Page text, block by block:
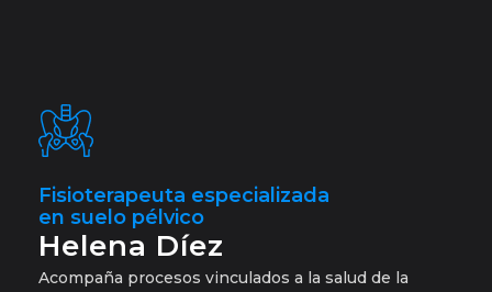
Fisioterapeuta especializada
en suelo pélvico
Helena Díez
Acompaña procesos vinculados a la salud de la